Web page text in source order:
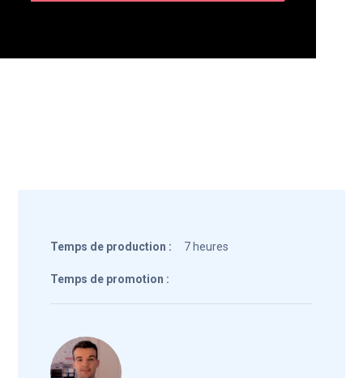
Temps de production : 7 heures
Temps de promotion :